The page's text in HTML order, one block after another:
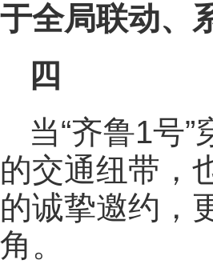
于全局联动、
四
当“齐鲁1号
的交通纽带，
的诚挚邀约，
角。